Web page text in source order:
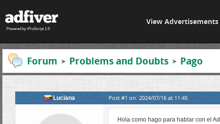
Powered by iProScript 1.9
View Advertisements
Forum Problems and Doubts Pago
Luciana Post #1 on: 2024/07/16 at 11:45
Hola como hago para hablar con el